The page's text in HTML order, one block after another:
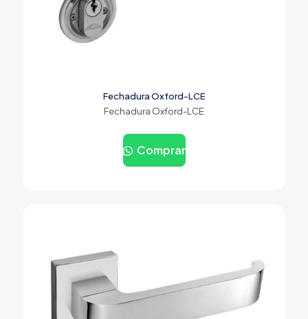
Fechadura Oxford-LCE
Fechadura Oxford-LCE
Comprar